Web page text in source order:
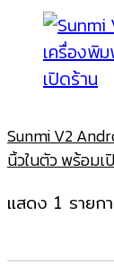
Sunmi V2
นิ้วในตัว พร้อมเ
แสดง 1 รายก